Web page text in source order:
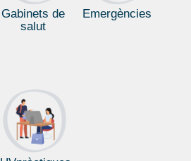
Gabinets de
salut
Emergències